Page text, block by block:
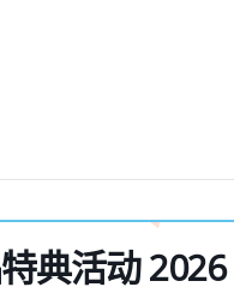
典活动 2026